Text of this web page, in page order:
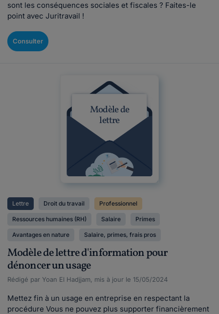
sont les conséquences sociales et fiscales ? Faites-le
point avec Juritravail !
Consulter
Modèle de
lettre
Lettre Droit du travail Professionnel
Ressources humaines (RH) Salaire Primes
Avantages en nature Salaire, primes, frais pros
Modèle de lettre d'information pour
dénoncer un usage
Rédigé par Yoan El Hadjjam, mis à jour le 15/05/2024
Mettez fin à un usage en entreprise en respectant la
procédure Vous ne pouvez plus supporter financièrement